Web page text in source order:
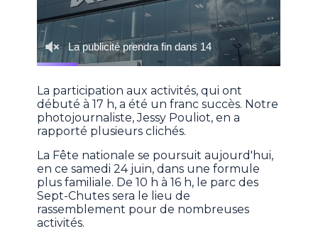
La participation aux activités, qui ont
débuté à 17 h, a été un franc succès. Notre
photojournaliste, Jessy Pouliot, en a
rapporté plusieurs clichés.
La Fête nationale se poursuit aujourd'hui,
en ce samedi 24 juin, dans une formule
plus familiale. De 10 h à 16 h, le parc des
Sept-Chutes sera le lieu de
rassemblement pour de nombreuses
activités.